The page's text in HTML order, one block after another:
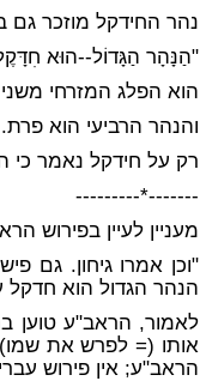
נהר החידקל מוזכר גם
"הַנָּהָר הַגָּדוֹל--הוּא
הוא הפלג המזרחי
והנהר הרביעי הוא פרת.
רק על חידקל נאמר כי
-------*---------
מעניין לעיין בפירוש הראב"ע –
"וכן אמרו גיחון. גם
הנהר הגדול הוא חדקל
לאמור, הראב"ע טוען
אותו (= לפרש את שמו),
הראב"ע; אין פירוש